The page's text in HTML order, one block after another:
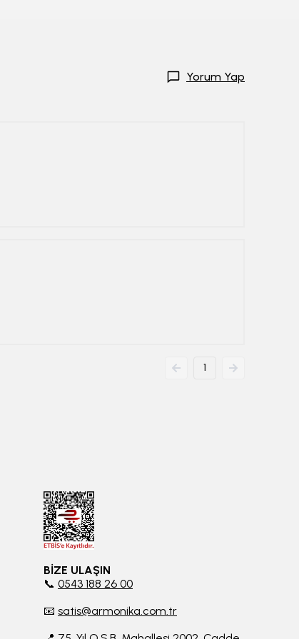
Yorum Yap
1
BİZE ULAŞIN
📞 0543 188 26 00
📧 satis@armonika.com.tr